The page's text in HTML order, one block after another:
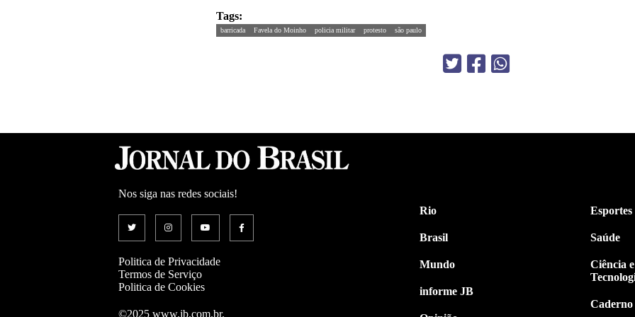
Tags:
barricada Favela do Moinho policia militar protesto são paulo
Nos siga nas redes sociais!
Politica de Privacidade
Termos de Serviço
Politica de Cookies
©2025 www.jb.com.br.
Rio
Brasil
Mundo
informe JB
Esportes
Saúde
Ciência e
Caderno